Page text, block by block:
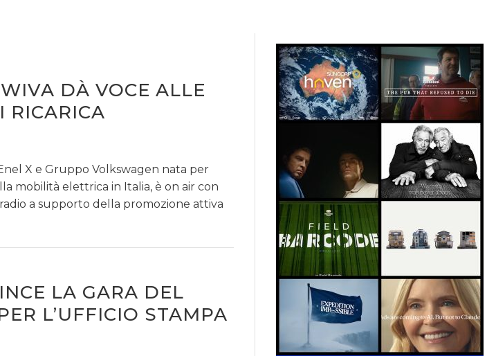
DÀ VOCE ALLE
RICARICA
X e Gruppo Volkswagen nata per
mobilità elettrica in Italia, è on air con
a supporto della promozione attiva
LA GARA DEL
L’UFFICIO STAMPA